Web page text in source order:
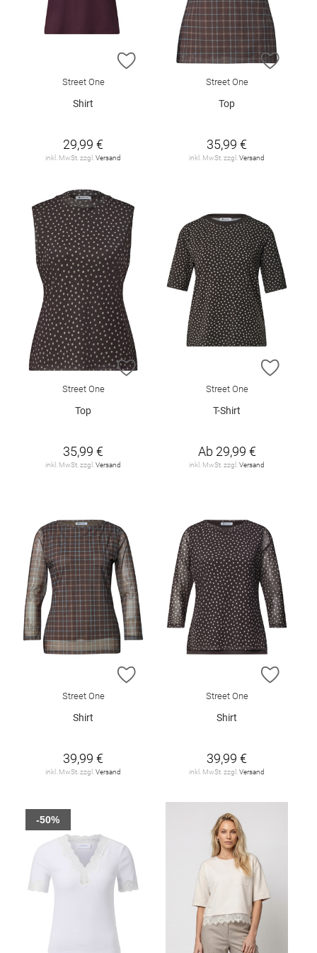
ZUR WUNSCHLISTE HINZUFÜGEN
Street One
Shirt
29,99 €
inkl. MwSt. zzgl. Versand
ZUR
Street One
Top
35,99 €
inkl. MwSt. zzgl. Versand
ZUR WUNSCHLISTE HINZUFÜGEN
Street One
Top
35,99 €
inkl. MwSt. zzgl. Versand
ZUR
Street One
T-Shirt
Ab 29,99 €
inkl. MwSt. zzgl. Versand
ZUR WUNSCHLISTE HINZUFÜGEN
Street One
Shirt
39,99 €
inkl. MwSt. zzgl. Versand
ZUR
Street One
Shirt
39,99 €
inkl. MwSt. zzgl. Versand
-50%